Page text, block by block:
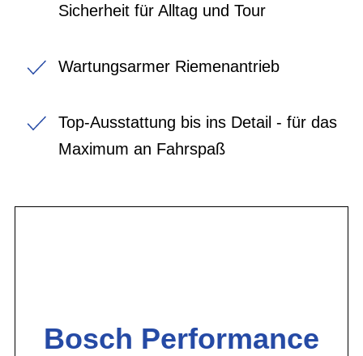
Sicherheit für Alltag und Tour
Wartungsarmer Riemenantrieb
Top-Ausstattung bis ins Detail - für das
Maximum an Fahrspaß
Bosch Performance